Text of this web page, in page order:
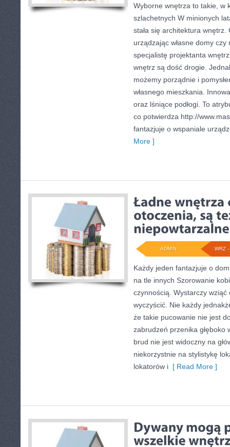
Wyborne wnętrza to takie, w
szlachetnych W minionych
stała się architektura wnętrz.
urządzając własne domy
specjalistę projektanta
wnętrz są dość drogie.
możemy porządnie i
własnego mieszkania.
oraz lśniące podłogi. To
co potwierdza http://
fantazjuje o wspaniale
More ]
WRZ
ADMIN
Każdy jeden fantazjuje o
na tle innych Szorowanie
czynnością. Wystarczy
wyczyścić. Nie każdy
że takie pucowanie nie jest
zabrudzeń przenika
brud nie jest widoczny na
niekorzystnie na stylistykę
lokatorów i [ Read More ]